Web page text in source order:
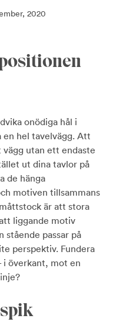
2020
onödiga hål i
en hel tavelvägg. Att
vägg utan ett endaste
ut dina tavlor på
de hänga
motiven tillsammans
är att stora
liggande motiv
stående passar på
perspektiv. Fundera
i överkant, mot en